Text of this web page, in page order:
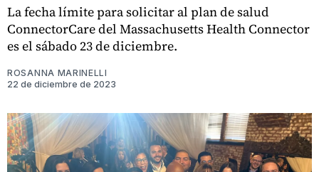
La fecha límite para solicitar al plan de salud
ConnectorCare del Massachusetts Health Connector
es el sábado 23 de diciembre.
ROSANNA MARINELLI
22 de diciembre de 2023